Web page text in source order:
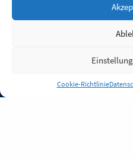
Cookie-Richtlinie